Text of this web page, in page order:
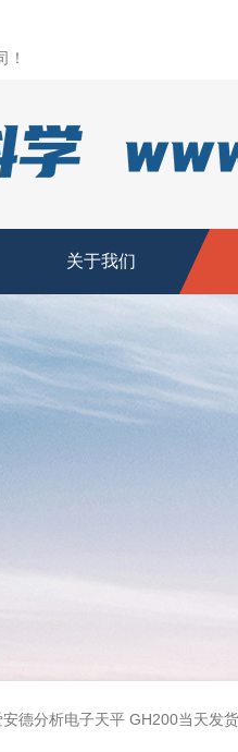
！
关于我们
德分析电子天平 GH200当天发